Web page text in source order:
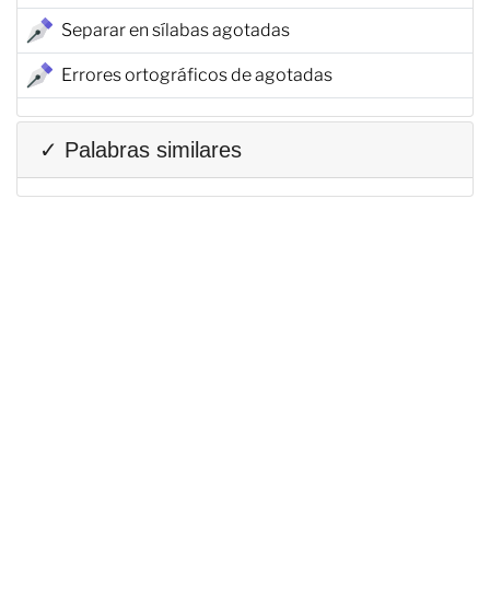
Separar en sílabas agotadas
Errores ortográficos de agotadas
✓ Palabras similares